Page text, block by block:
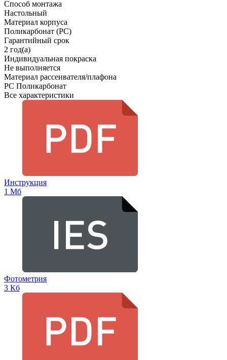
Способ монтажа
Настольный
Материал корпуса
Поликарбонат (PC)
Гарантийный срок
2 год(а)
Индивидуальная покраска
Не выполняется
Материал рассеивателя/плафона
PC Поликарбонат
Все характеристики
Инструкция
1 Мб
Фотометрия
3 Кб